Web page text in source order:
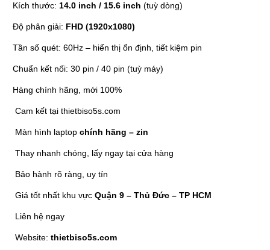
Kích thước: 14.0 inch / 15.6 inch (tuỳ dòng)
Độ phân giải: FHD (1920x1080)
Tần số quét: 60Hz – hiển thị ổn định, tiết kiệm pin
Chuẩn kết nối: 30 pin / 40 pin (tuỳ máy)
Hàng chính hãng, mới 100%
Cam kết tại thietbiso5s.com
Màn hình laptop chính hãng – zin
Thay nhanh chóng, lấy ngay tại cửa hàng
Bảo hành rõ ràng, uy tín
Giá tốt nhất khu vực Quận 9 – Thủ Đức – TP HCM
Liên hệ ngay
Website: thietbiso5s.com